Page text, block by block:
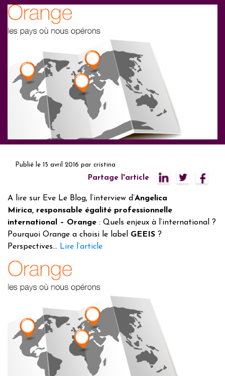
Publié le 15 avril 2016 par cristina
Partage l'article
A lire sur Eve Le Blog, l’interview d’Angelica
Mirica, responsable égalité professionnelle
international – Orange : Quels enjeux à l’international ?
Pourquoi Orange a choisi le label GEEIS ?
Perspectives… Lire l’article